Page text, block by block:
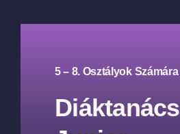
5 – 8. Osztályok Számára
Diáktanács